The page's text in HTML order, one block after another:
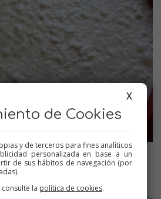
Ya congelado
X
de Cookies
y de terceros para fines analíticos
personalizada en base a un
de sus hábitos de navegación (por
la política de cookies.